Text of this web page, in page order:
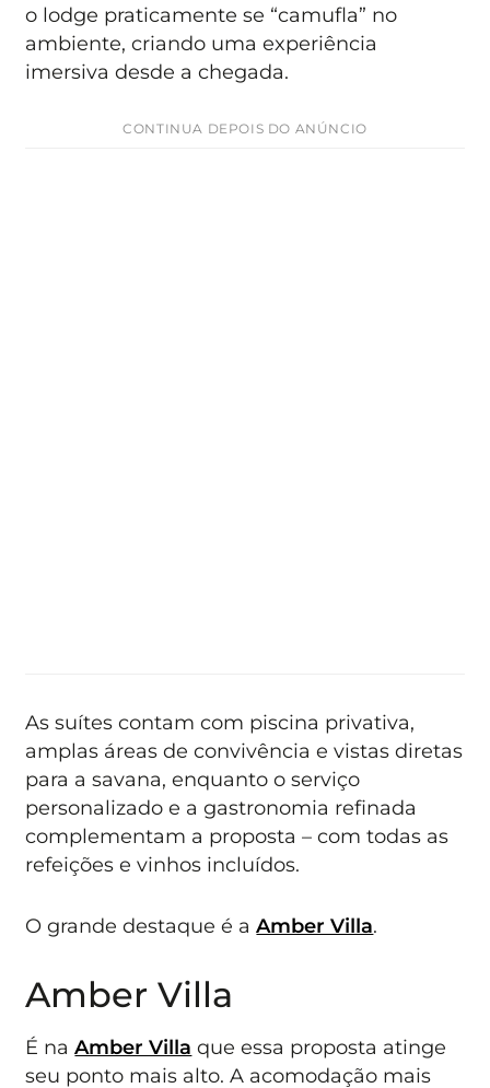
o lodge praticamente se “camufla” no
ambiente, criando uma experiência
imersiva desde a chegada.
CONTINUA DEPOIS DO ANÚNCIO
As suítes contam com piscina privativa,
amplas áreas de convivência e vistas diretas
para a savana, enquanto o serviço
personalizado e a gastronomia refinada
complementam a proposta – com todas as
refeições e vinhos incluídos.
O grande destaque é aAmber Villa.
Amber Villa
É naAmber Villa que essa proposta atinge
seu ponto mais alto. A acomodação mais